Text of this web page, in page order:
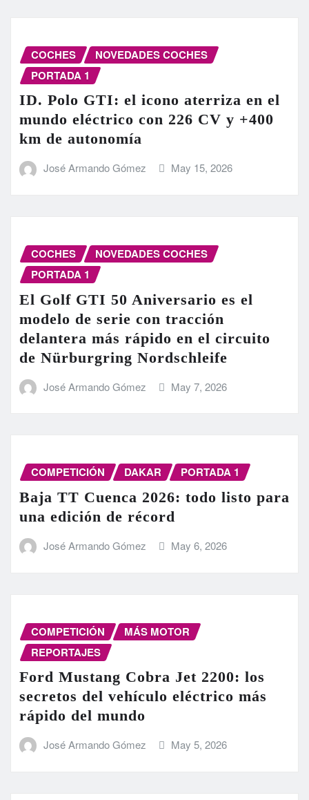
COCHES
NOVEDADES COCHES
PORTADA 1
ID. Polo GTI: el icono aterriza en el
mundo eléctrico con 226 CV y +400
km de autonomía
José Armando Gómez May 15, 2026
COCHES
NOVEDADES COCHES
PORTADA 1
El Golf GTI 50 Aniversario es el
modelo de serie con tracción
delantera más rápido en el circuito
de Nürburgring Nordschleife
José Armando Gómez May 7, 2026
COMPETICIÓN DAKAR PORTADA 1
Baja TT Cuenca 2026: todo listo para
una edición de récord
José Armando Gómez May 6, 2026
COMPETICIÓN
MÁS MOTOR
REPORTAJES
Ford Mustang Cobra Jet 2200: los
secretos del vehículo eléctrico más
rápido del mundo
José Armando Gómez May 5, 2026